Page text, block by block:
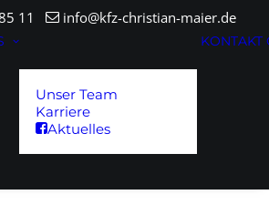
11 info@kfz-christian-maier.de
Unser Team
Karriere
Aktuelles
KONTAKT